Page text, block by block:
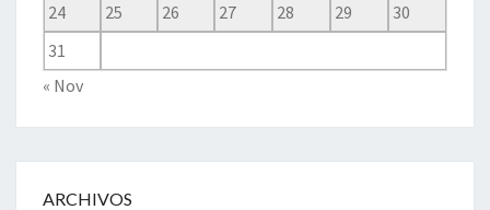
24
25 26 27 28 29
30
31
« Nov
ARCHIVOS